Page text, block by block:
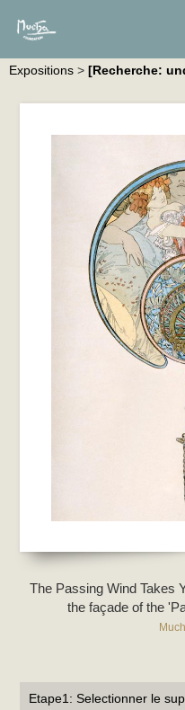
Expositions > [Recherche:
The Passing Wind Takes
the façade of the
Etape1: Selectionner le